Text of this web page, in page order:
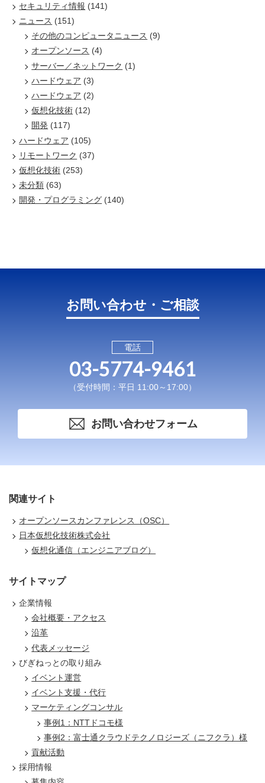
セキュリティ情報 (141)
ニュース (151)
その他のコンピュータニュース (9)
オープンソース (4)
サーバー／ネットワーク (1)
ハードウェア (3)
ハードウェア (2)
仮想化技術 (12)
開発 (117)
ハードウェア (105)
リモートワーク (37)
仮想化技術 (253)
未分類 (63)
開発・プログラミング (140)
お問い合わせ・ご相談
電話
03-5774-9461
（受付時間：平日 11:00～17:00）
お問い合わせフォーム
関連サイト
オープンソースカンファレンス（OSC）
日本仮想化技術株式会社
仮想化通信（エンジニアブログ）
サイトマップ
企業情報
会社概要・アクセス
沿革
代表メッセージ
びぎねっとの取り組み
イベント運営
イベント支援・代行
マーケティングコンサル
事例1：NTTドコモ様
事例2：富士通クラウドテクノロジーズ（ニフクラ）様
貢献活動
採用情報